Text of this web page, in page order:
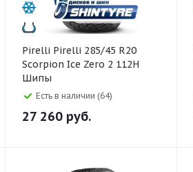
Pirelli Pirelli 285/45 R20
Scorpion Ice Zero 2 112H
Шипы
Есть в наличии (64)
27 260 руб.